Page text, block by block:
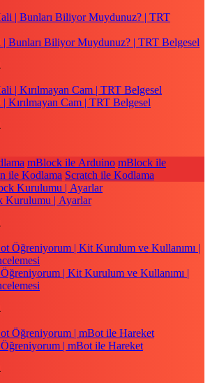
Bunları Biliyor Muydunuz? | TRT Belgesel
Cam | TRT Belgesel
mBlock ile Arduino mBlock ile
ile Kodlama Scratch ile Kodlama
Kurulumu | Ayarlar
| Kit Kurulum ve Kullanımı |
| mBot ile Hareket